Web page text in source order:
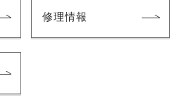
修理情報